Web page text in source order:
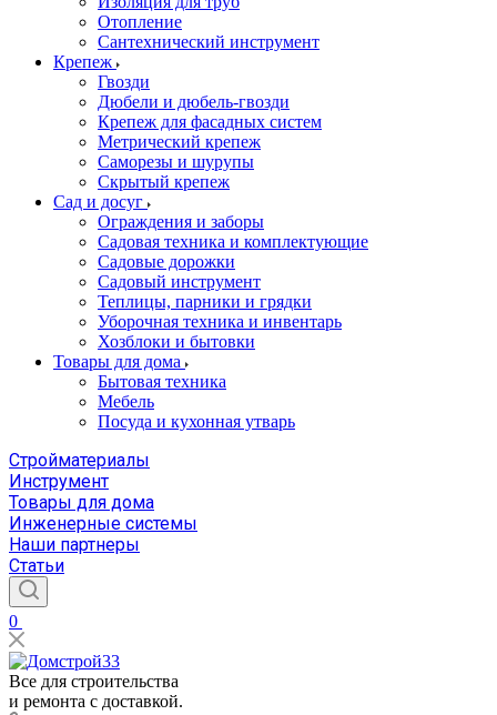
Отопление
Сантехнический инструмент
Крепеж
Гвозди
Дюбели и дюбель-гвозди
Крепеж для фасадных систем
Метрический крепеж
Саморезы и шурупы
Скрытый крепеж
Сад и досуг
Ограждения и заборы
Садовая техника и комплектующие
Садовые дорожки
Садовый инструмент
Теплицы, парники и грядки
Уборочная техника и инвентарь
Хозблоки и бытовки
Товары для дома
Бытовая техника
Мебель
Посуда и кухонная утварь
Стройматериалы
Инструмент
Товары для дома
Инженерные системы
Наши партнеры
Статьи
0
Все для строительства
и ремонта с доставкой.